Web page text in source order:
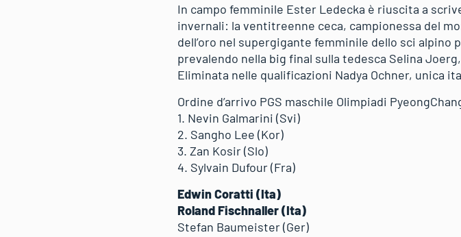
In campo femminile Ester Ledecka è riuscita a
invernali: la ventitreenne ceca, campionessa del
dell’oro nel supergigante femminile dello sci
prevalendo nella big final sulla tedesca Selina
Eliminata nelle qualificazioni Nadya Ochner, unica
Ordine d’arrivo PGS maschile Olimpiadi
1. Nevin Galmarini (Svi)
2. Sangho Lee (Kor)
3. Zan Kosir (Slo)
4. Sylvain Dufour (Fra)
Edwin Coratti (Ita)
Roland Fischnaller (Ita)
Stefan Baumeister (Ger)